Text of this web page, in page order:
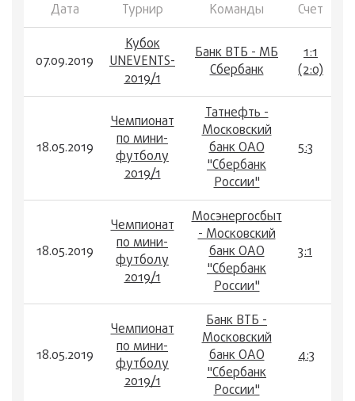
Дата Турнир Команды Счет
07.09.2019
Кубок
UNEVENTS-
2019/1
Банк ВТБ - МБ
Сбербанк
1:1
(2:0)
18.05.2019
Чемпионат
по мини-
футболу
2019/1
Татнефть -
Московский
банк ОАО
"Сбербанк
России"
5:3
18.05.2019
Чемпионат
по мини-
футболу
2019/1
Мосэнергосбыт
- Московский
банк ОАО
"Сбербанк
России"
3:1
18.05.2019
Чемпионат
по мини-
футболу
2019/1
Банк ВТБ -
Московский
банк ОАО
"Сбербанк
России"
4:3